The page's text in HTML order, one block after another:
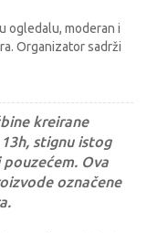
ogledalu, moderan i
Organizator sadrži
kreirane
stignu istog
Ova
označene